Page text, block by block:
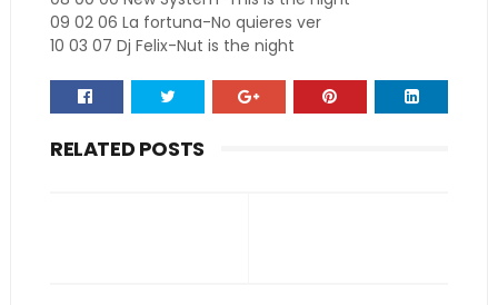
09 02 06 La fortuna-No quieres ver
10 03 07 Dj Felix-Nut is the night
RELATED POSTS